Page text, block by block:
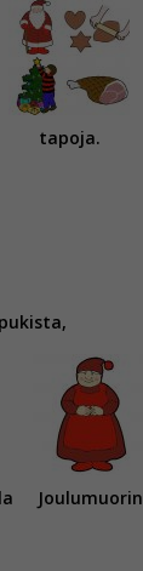
tapoja.
Joulumuorin